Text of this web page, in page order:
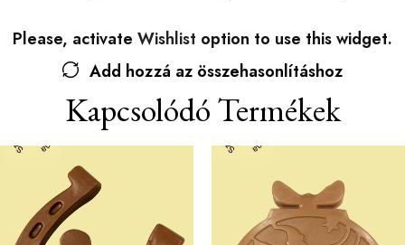
Please, activate Wishlist option to use this widget.
Add hozzá az összehasonlításhoz
Kapcsolódó Termékek